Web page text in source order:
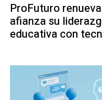
ProFuturo
afianza su
educativa con